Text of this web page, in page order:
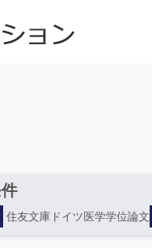
住友文庫ドイツ医学学位論文